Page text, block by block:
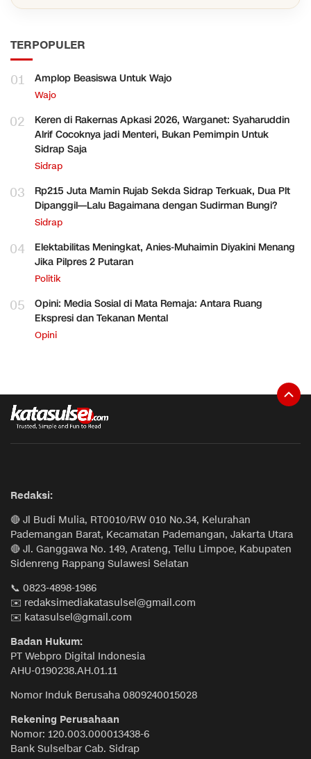
TERPOPULER
01 Amplop Beasiswa Untuk Wajo
Wajo
02
Keren di Rakernas Apkasi 2026, Warganet: Syaharuddin
Alrif Cocoknya jadi Menteri, Bukan Pemimpin Untuk
Sidrap Saja
Sidrap
03
Rp215 Juta Mamin Rujab Sekda Sidrap Terkuak, Dua Plt
Dipanggil—Lalu Bagaimana dengan Sudirman Bungi?
Sidrap
04
Elektabilitas Meningkat, Anies-Muhaimin Diyakini Menang
Jika Pilpres 2 Putaran
Politik
05
Opini: Media Sosial di Mata Remaja: Antara Ruang
Ekspresi dan Tekanan Mental
Opini
Redaksi:
🔴 Jl Budi Mulia, RT0010/RW 010 No.34, Kelurahan
Pademangan Barat, Kecamatan Pademangan, Jakarta Utara
🔴 Jl. Ganggawa No. 149, Arateng, Tellu Limpoe, Kabupaten
Sidenreng Rappang Sulawesi Selatan
📞 0823-4898-1986
✉️ redaksimediakatasulsel@gmail.com
✉️ katasulsel@gmail.com
Badan Hukum:
PT Webpro Digital Indonesia
AHU-0190238.AH.01.11
Nomor Induk Berusaha 0809240015028
Rekening Perusahaan
Nomor: 120.003.000013438-6
Bank Sulselbar Cab. Sidrap